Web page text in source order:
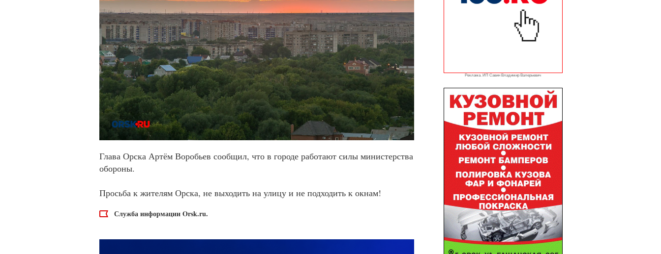
Реклама. ИП Савин Владимир Валерьевич
Глава Орска Артём Воробьев сообщил, что в городе работают силы министерства
обороны.
Просьба к жителям Орска, не выходить на улицу и не подходить к окнам!
Служба информации Orsk.ru.